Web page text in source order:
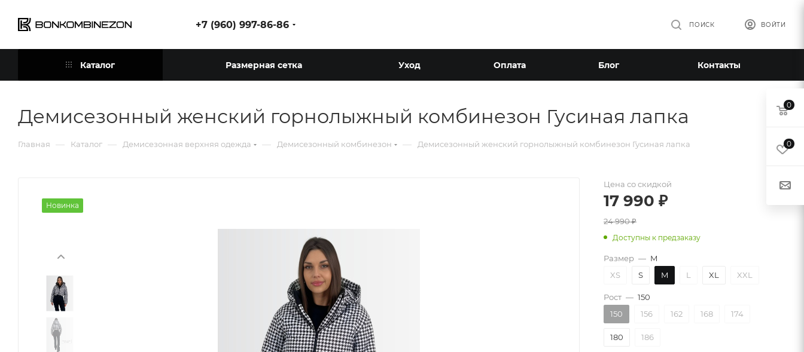
+7 (960) 997-86-86 ВОЙТИ
ПОИСК
Каталог Размерная сетка Уход Оплата Блог Контакты
Демисезонный женский горнолыжный комбинезон Гусиная лапка
Главная — Каталог — Демисезонная верхняя одежда — Демисезонный комбинезон — Демисезонный женский горнолыжный комбинезон Гусиная лапка
Новинка
Цена со скидкой
17 990 ₽
24 990₽
Доступны к предзаказу
Размер — M
XS
S M L XL XXL
Рост — 150
150
156 162 168 174
180 186
0
0